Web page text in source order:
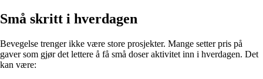
Små skritt i hverdagen
Bevegelse trenger ikke være store prosjekter. Mange setter pris på
gaver som gjør det lettere å få små doser aktivitet inn i hverdagen. Det
kan være: